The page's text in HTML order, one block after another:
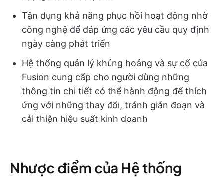
Tận dụng khả năng phục hồi hoạt động nhờ
công nghệ để đáp ứng các yêu cầu quy định
ngày càng phát triển
Hệ thống quản lý khủng hoảng và sự cố của
Fusion cung cấp cho người dùng những
thông tin chi tiết có thể hành động để thích
ứng với những thay đổi, tránh gián đoạn và
cải thiện hiệu suất kinh doanh
Nhược điểm của Hệ thống